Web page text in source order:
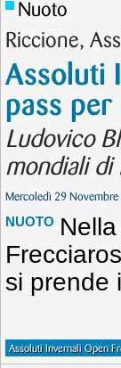
Nuoto
Riccione,
Assoluti
pass per
Ludovico
mondiali di
Mercoledì 29 Novembre
NUOTO
si prende
Assoluti Invernali Open